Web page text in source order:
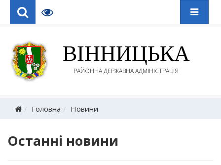
ВІННИЦЬКА
РАЙОННА ДЕРЖАВНА АДМІНІСТРАЦІЯ
Головна Новини
Останні новини